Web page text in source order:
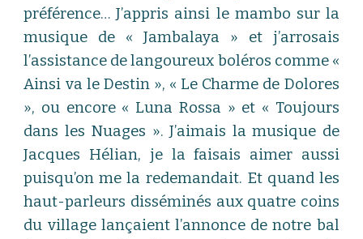
préférence… J’appris ainsi le mambo sur la
musique de « Jambalaya » et j’arrosais
l’assistance de langoureux boléros comme «
Ainsi va le Destin », « Le Charme de Dolores
», ou encore « Luna Rossa » et « Toujours
dans les Nuages ». J’aimais la musique de
Jacques Hélian, je la faisais aimer aussi
puisqu’on me la redemandait. Et quand les
haut-parleurs disséminés aux quatre coins
du village lançaient l’annonce de notre bal